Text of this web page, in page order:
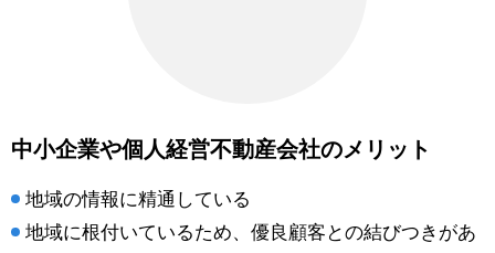
中小企業や個人経営不動産会社のメリット
地域の情報に精通している
地域に根付いているため、優良顧客との結びつきがあ